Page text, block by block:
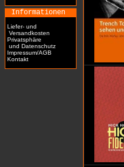
Informationen
Liefer- und
Versandkosten
Privatsphäre
und Datenschutz
Impressum/AGB
Kontakt